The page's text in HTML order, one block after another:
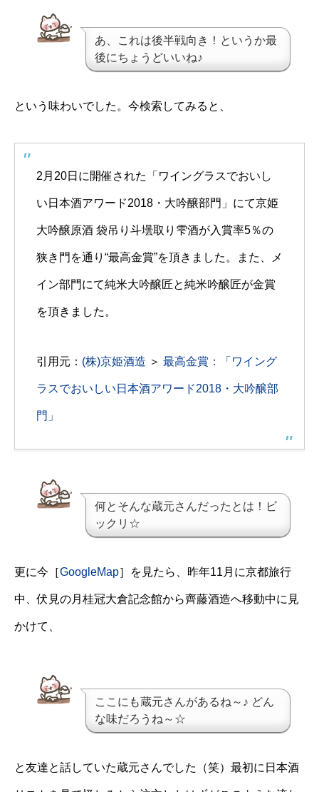
あ、これは後半戦向き！というか最
後にちょうどいいね♪
という味わいでした。今検索してみると、
2月20日に開催された「ワイングラスでおいし
い日本酒アワード2018・大吟醸部門」にて京姫
大吟醸原酒 袋吊り斗壜取り雫酒が入賞率5％の
狭き門を通り“最高金賞”を頂きました。また、メ
イン部門にて純米大吟醸匠と純米吟醸匠が金賞
を頂きました。
引用元： (株)京姫酒造 ＞ 最高金賞：「ワイング
ラスでおいしい日本酒アワード2018・大吟醸部
門」
何とそんな蔵元さんだったとは！ビ
ックリ☆
更に今［GoogleMap］を見たら、昨年11月に京都旅行
中、伏見の月桂冠大倉記念館から齊藤酒造へ移動中に見
かけて、
ここにも蔵元さんがあるね～♪ どん
な味だろうね～☆
と友達と話していた蔵元さんでした（笑）最初に日本酒